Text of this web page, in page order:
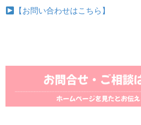
【お問い合わせはこちら】